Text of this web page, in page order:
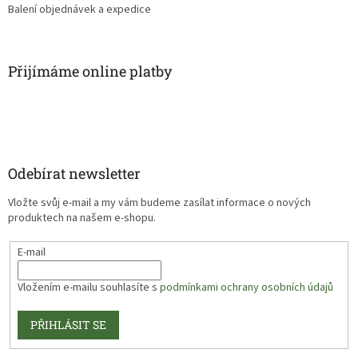
Balení objednávek a expedice
Přijímáme online platby
Odebírat newsletter
Vložte svůj e-mail a my vám budeme zasílat informace o nových
produktech na našem e-shopu.
E-mail
Vložením e-mailu souhlasíte s podmínkami ochrany osobních údajů
PŘIHLÁSIT SE